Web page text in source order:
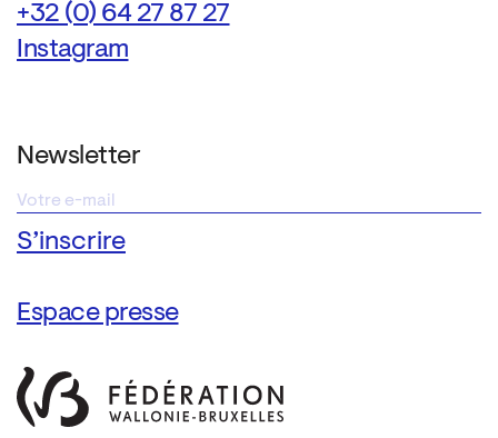
+32 (0) 64 27 87 27
Instagram
Newsletter
Espace presse